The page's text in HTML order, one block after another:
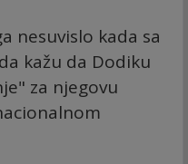
nesuvislo kada sa
kažu da Dodiku
za njegovu